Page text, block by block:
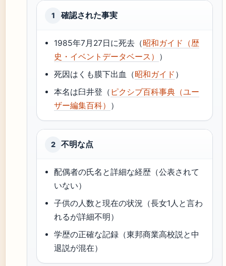
1 確認された事実
1985年7月27日に死去（昭和ガイド（歴
史・イベントデータベース） ）
死因はくも膜下出血（昭和ガイド ）
本名は臼井登（ ピクシブ百科事典（ユー
ザー編集百科） ）
2 不明な点
配偶者の氏名と詳細な経歴（公表されて
いない）
子供の人数と現在の状況（長女1人と言わ
れるが詳細不明）
学歴の正確な記録（東邦商業高校説と中
退説が混在）